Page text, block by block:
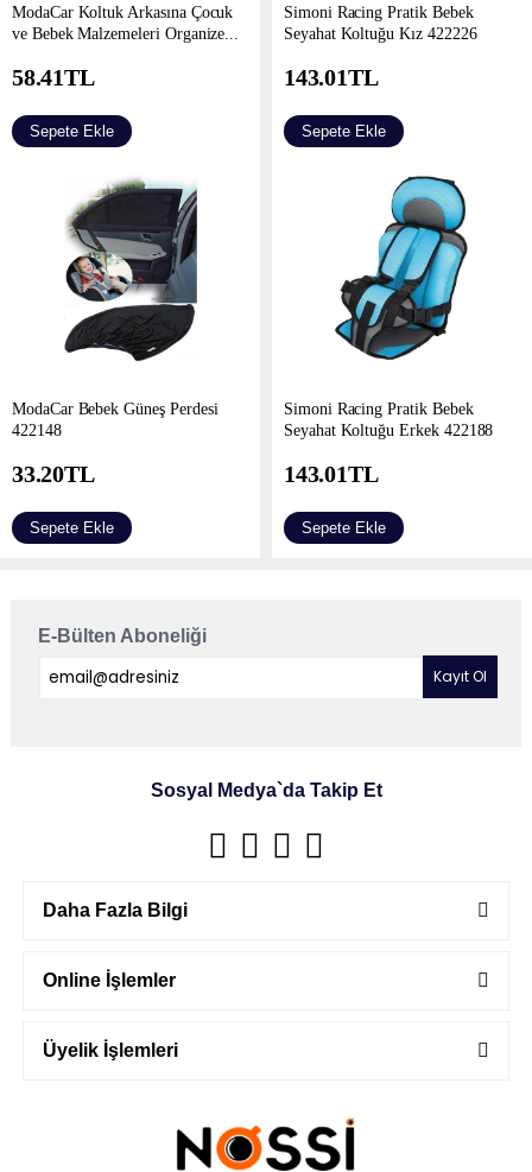
ModaCar Koltuk Arkasına Çocuk
ve Bebek Malzemeleri Organize...
58.41TL
Sepete Ekle
Simoni Racing Pratik Bebek
Seyahat Koltuğu Kız 422226
143.01TL
Sepete Ekle
ModaCar Bebek Güneş Perdesi
422148
33.20TL
Sepete Ekle
Simoni Racing Pratik Bebek
Seyahat Koltuğu Erkek 422188
143.01TL
Sepete Ekle
E-Bülten Aboneliği
Sosyal Medya`da Takip Et
Daha Fazla Bilgi
Online İşlemler
Üyelik İşlemleri